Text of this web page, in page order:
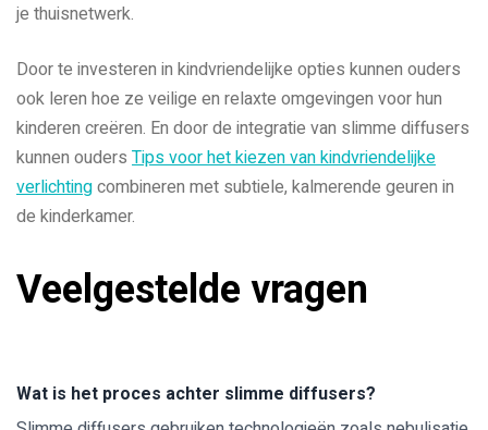
je thuisnetwerk.
Door te investeren in kindvriendelijke opties kunnen ouders
ook leren hoe ze veilige en relaxte omgevingen voor hun
kinderen creëren. En door de integratie van slimme diffusers
kunnen ouders Tips voor het kiezen van kindvriendelijke
verlichtingcombineren met subtiele, kalmerende geuren in
de kinderkamer.
Veelgestelde vragen
Wat is het proces achter slimme diffusers?